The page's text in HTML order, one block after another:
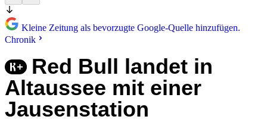
Kleine Zeitung als bevorzugte Google-Quelle hinzufügen.
Chronik
Red Bull landet in
Altaussee mit einer
Jausenstation